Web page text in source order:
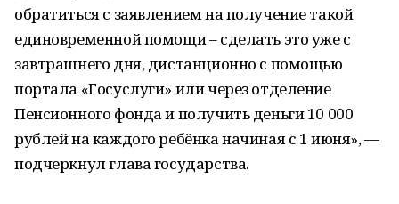
обратиться с заявлением на получение такой
единовременной помощи – сделать это уже с
завтрашнего дня, дистанционно с помощью
портала «Госуслуги» или через отделение
Пенсионного фонда и получить деньги 10 000
рублей на каждого ребёнка начиная с 1 июня», —
подчеркнул глава государства.